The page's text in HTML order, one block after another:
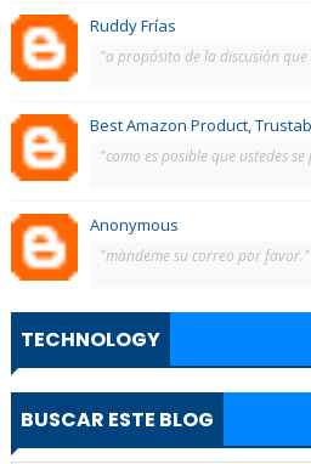
Ruddy Frías
"a propósito de la discusión
Best Amazon Product,
"como es posible que ustedes
Anonymous
"màndeme su correo por favor."
TECHNOLOGY
BUSCAR ESTE BLOG